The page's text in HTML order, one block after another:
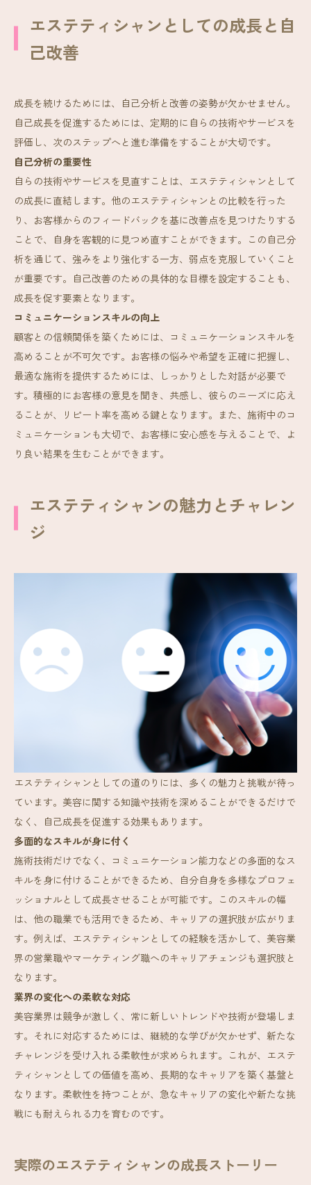
エステティシャンとしての成長と自
己改善
成長を続けるためには、自己分析と改善の姿勢が欠かせません。
自己成長を促進するためには、定期的に自らの技術やサービスを
評価し、次のステップへと進む準備をすることが大切です。
自己分析の重要性
自らの技術やサービスを見直すことは、エステティシャンとして
の成長に直結します。他のエステティシャンとの比較を行った
り、お客様からのフィードバックを基に改善点を見つけたりする
ことで、自身を客観的に見つめ直すことができます。この自己分
析を通じて、強みをより強化する一方、弱点を克服していくこと
が重要です。自己改善のための具体的な目標を設定することも、
成長を促す要素となります。
コミュニケーションスキルの向上
顧客との信頼関係を築くためには、コミュニケーションスキルを
高めることが不可欠です。お客様の悩みや希望を正確に把握し、
最適な施術を提供するためには、しっかりとした対話が必要で
す。積極的にお客様の意見を聞き、共感し、彼らのニーズに応え
ることが、リピート率を高める鍵となります。また、施術中のコ
ミュニケーションも大切で、お客様に安心感を与えることで、よ
り良い結果を生むことができます。
エステティシャンの魅力とチャレン
ジ
エステティシャンとしての道のりには、多くの魅力と挑戦が待っ
ています。美容に関する知識や技術を深めることができるだけで
なく、自己成長を促進する効果もあります。
多面的なスキルが身に付く
施術技術だけでなく、コミュニケーション能力などの多面的なス
キルを身に付けることができるため、自分自身を多様なプロフェ
ッショナルとして成長させることが可能です。このスキルの幅
は、他の職業でも活用できるため、キャリアの選択肢が広がりま
す。例えば、エステティシャンとしての経験を活かして、美容業
界の営業職やマーケティング職へのキャリアチェンジも選択肢と
なります。
業界の変化への柔軟な対応
美容業界は競争が激しく、常に新しいトレンドや技術が登場しま
す。それに対応するためには、継続的な学びが欠かせず、新たな
チャレンジを受け入れる柔軟性が求められます。これが、エステ
ティシャンとしての価値を高め、長期的なキャリアを築く基盤と
なります。柔軟性を持つことが、急なキャリアの変化や新たな挑
戦にも耐えられる力を育むのです。
実際のエステティシャンの成長ストーリー